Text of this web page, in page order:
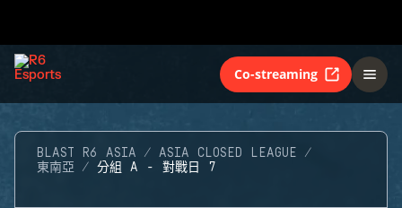
Co-streaming
BLAST R6 ASIA
ASIA CLOSED LEAGUE
東南亞
分組 A - 對戰日 7